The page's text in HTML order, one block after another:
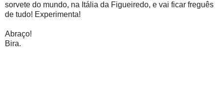
sorvete do mundo, na Itália da Figueiredo, e vai ficar freguês
de tudo! Experimenta!
Abraço!
Bira.